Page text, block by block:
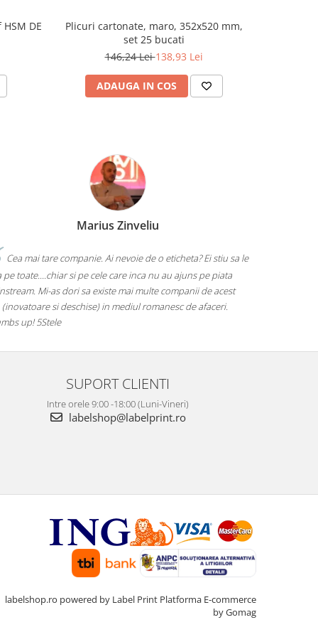
DE
Plicuri cartonate, maro, 352x520 mm,
set 25 bucati
146,24 Lei138,93 Lei
ADAUGA IN COS
Marius Zinveliu
Cea mai tare companie. Ai nevoie de o eticheta? Ei stiu sa le
pe toate....chiar si pe cele care inca nu au ajuns pe piata
Mi-as dori sa existe mai multe companii de acest
si deschise) in mediul romanesc de afaceri.
up! 5Stele
SUPORT CLIENTI
Intre orele 9:00 -18:00 (Luni-Vineri)
labelshop@labelprint.ro
labelshop.ro powered by Label Print Platforma E-commerce
by Gomag